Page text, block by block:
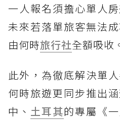
一人報名須擔心單人
未來若落單旅客無法
由何時旅行社全額吸收
此外，為徹底解決單
何時旅遊更同步推出
中、 土耳其的專屬《